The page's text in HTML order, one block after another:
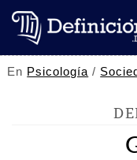
En Psicología /